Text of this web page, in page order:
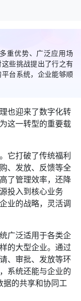
重优势、广泛应用场
些挑战提出了行之有
台系统，企业能够顺
也迎来了数字化转
这一转型的重要载
它打破了传统福利
、发放、反馈等全
了管理效率，还降
投入到核心业务
业的战略，灵活调
广泛适用于各类企
的大型企业。通过
、审批、发放等环
系统还能与企业的
据的共享和协同工